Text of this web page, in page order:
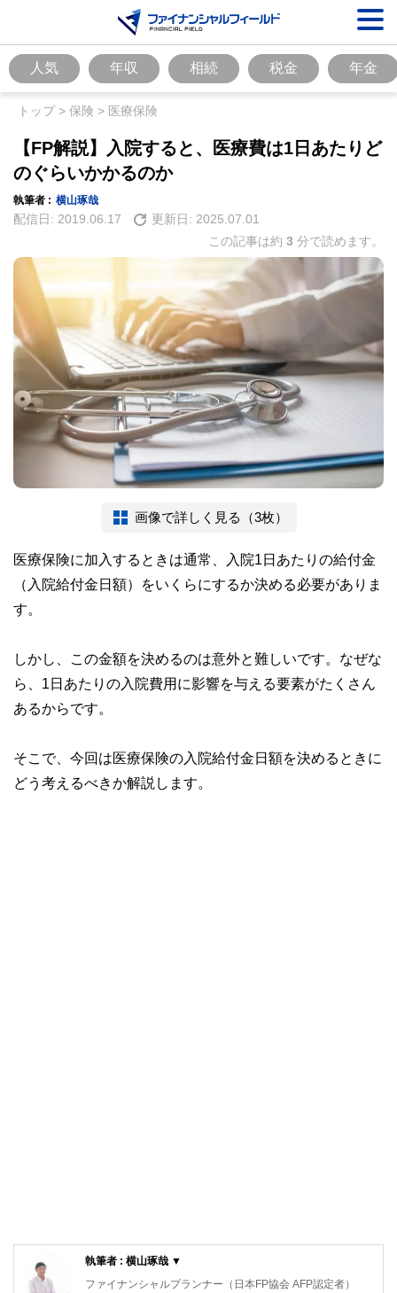
人気 年収 相続 税金 年金
トップ> 保険 > 医療保険
【FP解説】入院すると、医療費は1日あたりど
のぐらいかかるのか
執筆者 : 横山琢哉
配信日: 2019.06.17 更新日: 2025.07.01
この記事は約 3 分で読めます。
画像で詳しく見る（3枚）
医療保険に加入するときは通常、入院1日あたりの給付金
（入院給付金日額）をいくらにするか決める必要がありま
す。
しかし、この金額を決めるのは意外と難しいです。なぜな
ら、1日あたりの入院費用に影響を与える要素がたくさん
あるからです。
そこで、今回は医療保険の入院給付金日額を決めるときに
どう考えるべきか解説します。
執筆者 : 横山琢哉 ▼
ファイナンシャルプランナー（日本FP協会 AFP認定者）